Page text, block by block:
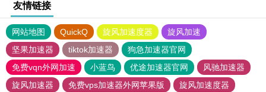
友情链接
网站地图 QuickQ 旋风加速度器
旋风加速
坚果加速器
tiktok加速器
狗急加速器官网
免费vqn外网加速
小蓝鸟 优途加速器官网
风驰加速器
旋风加速器
免费vps加速器外网苹果版
旋风加速度器